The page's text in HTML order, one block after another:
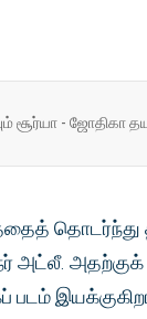
- ஜோதிகா
தொடர்ந்து
அட்லீ.
படம்